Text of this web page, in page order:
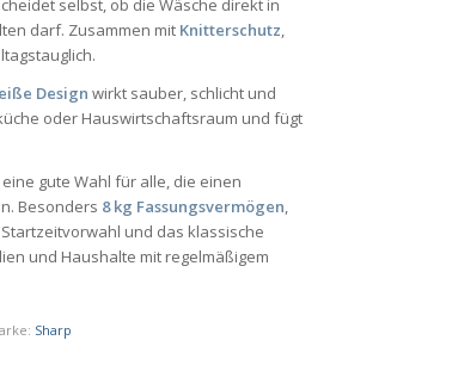
selbst, ob die Wäsche direkt in
darf. Zusammen mit Knitterschutz,
Design wirkt sauber, schlicht und
oder Hauswirtschaftsraum und fügt
eine gute Wahl für alle, die einen
Besonders 8 kg Fassungsvermögen,
und das klassische
und Haushalte mit regelmäßigem
Sharp